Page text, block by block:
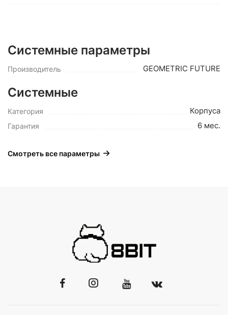
Системные параметры
Производитель GEOMETRIC FUTURE
Системные
Категория Корпуса
Гарантия 6 мес.
Смотреть все параметры